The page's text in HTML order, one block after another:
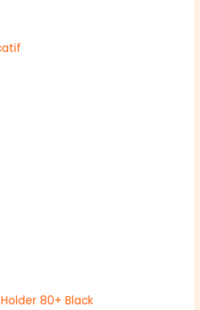
80+ Black